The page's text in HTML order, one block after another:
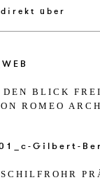
über
BLICK FREI
RO­MEO